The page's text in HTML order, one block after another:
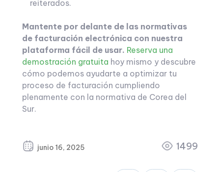
reiterados.
Mantente por delante de las normativas
de facturación electrónica con nuestra
plataforma fácil de usar. Reserva una
demostración gratuita hoy mismo y descubre
cómo podemos ayudarte a optimizar tu
proceso de facturación cumpliendo
plenamente con la normativa de Corea del
Sur.
junio 16, 2025 1499